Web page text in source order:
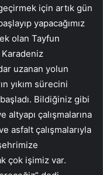
için artık gün
yapacağımız
olan Tayfun
Karadeniz
uzanan yolun
yıkım sürecini
Bildiğiniz gibi
çalışmalarına
asfalt çalışmalarıyla
çok işimiz var.